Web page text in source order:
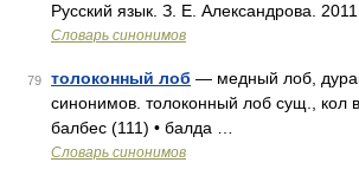
Русский язык. З. Е. Александрова.
Словарь синонимов
79 толоконный лоб — медный лоб,
синонимов. толоконный лоб сущ., кол
балбес (111) • балда …
Словарь синонимов